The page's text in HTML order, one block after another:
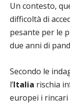
Un contesto,
difficoltà di
pesante per le
due anni di
Secondo le
l’Italia rischia
europei i rincari